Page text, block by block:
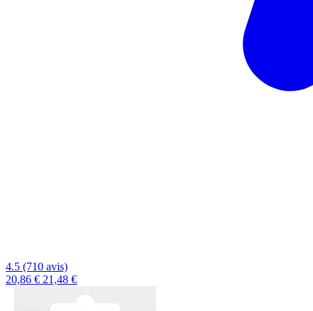
4.5 (710 avis)
20,86 € 21,48 €